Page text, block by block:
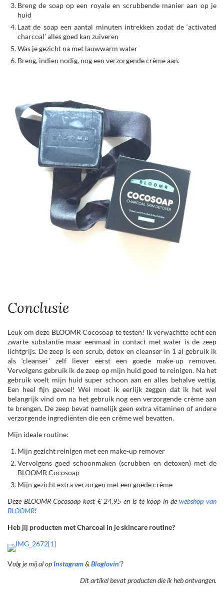
Breng de soap op een royale en scrubbende manier aan op je
huid
Laat de soap een aantal minuten intrekken zodat de ‘activated
charcoal’ alles goed kan zuiveren
Was je gezicht na met lauwwarm water
Breng, indien nodig, nog een verzorgende crème aan.
Conclusie
Leuk om deze BLOOMR Cocosoap te testen! Ik verwachtte echt een
zwarte substantie maar eenmaal in contact met water is de zeep
lichtgrijs. De zeep is een scrub, detox en cleanser in 1 al gebruik ik
als ‘cleanser’ zelf liever eerst een goede make-up remover.
Vervolgens gebruik ik de zeep op mijn huid goed te reinigen. Na het
gebruik voelt mijn huid super schoon aan en alles behalve vettig.
Een heel fijn gevoel! Wel moet ik eerlijk zeggen dat ik het wel
belangrijk vind om na het gebruik nog een verzorgende crème aan
te brengen. De zeep bevat namelijk geen extra vitaminen of andere
verzorgende ingrediënten die een crème wel bevatten.
Mijn ideale routine:
Mijn gezicht reinigen met een make-up remover
Vervolgens goed schoonmaken (scrubben en detoxen) met de
BLOOMR Cocosoap
Mijn gezicht extra verzorgen met een goede crème
Deze BLOOMR Cocosoap kost € 24,95 en is te koop in dewebshop van
BLOOMR!
Heb jij producten met Charcoal in je skincare routine?
Volg je mij al opInstagram& Bloglovin’?
Dit artikel bevat producten die ik heb ontvangen.